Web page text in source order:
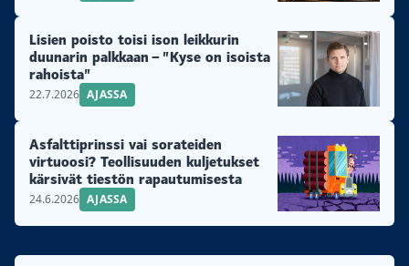
Lisien poisto toisi ison leikkurin
duunarin palkkaan – ”Kyse on isoista
rahoista”
22.7.2026 AJASSA
Asfalttiprinssi vai sorateiden
virtuoosi? Teollisuuden kuljetukset
kärsivät tiestön rapautumisesta
24.6.2026 AJASSA